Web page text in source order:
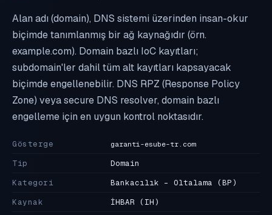
Alan adı (domain), DNS sistemi üzerinden insan-okur
biçimde tanımlanmış bir ağ kaynağıdır (örn.
example.com). Domain bazlı IoC kayıtları;
subdomain'ler dahil tüm alt kayıtları kapsayacak
biçimde engellenebilir. DNS RPZ (Response Policy
Zone) veya secure DNS resolver, domain bazlı
engelleme için en uygun kontrol noktasıdır.
Gösterge garanti-esube-tr.com
Tip
Domain
Kategori
Bankacılık - Oltalama (BP)
Kaynak
İHBAR (IH)